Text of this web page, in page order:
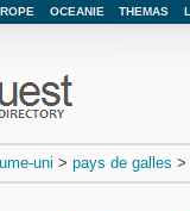
OCEANIE THEMAS
uni > pays de galles >